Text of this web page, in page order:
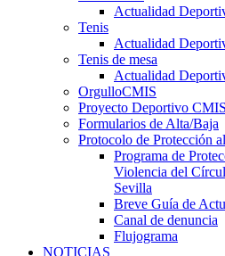
Actualidad
Tenis
Actualidad
Tenis de mesa
Actualidad
OrgulloCMIS
Proyecto Deportivo
Formularios de Alta/Baja
Protocolo de Protección
Programa de
Violencia del
Sevilla
Breve Guía de
Canal de denuncia
Flujograma
NOTICIAS